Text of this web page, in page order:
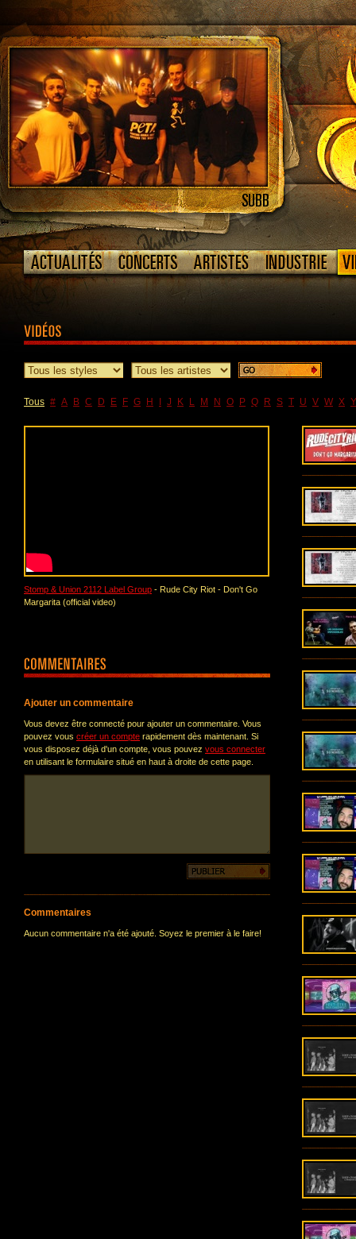
Tous # A B C D E F G H J K L M N O P Q R S T U V W X Y
Stomp & Union 2112 Label Group - Rude City Riot - Don't Go
Margarita (official video)
Ajouter un commentaire
Vous devez être connecté pour ajouter un commentaire. Vous
pouvez vous créer un compte rapidement dès maintenant. Si
vous disposez déjà d'un compte, vous pouvez vous connecter
en utilisant le formulaire situé en haut à droite de cette page.
Commentaires
Aucun commentaire n'a été ajouté. Soyez le premier à le faire!